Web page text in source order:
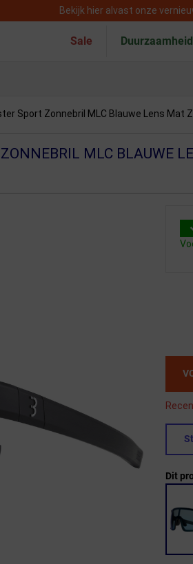
Bekijk hier alvast onze
Sale Duurzaamheid
Sport Zonnebril MLC Blauwe Lens Mat
MLC BLAUWE
Dit